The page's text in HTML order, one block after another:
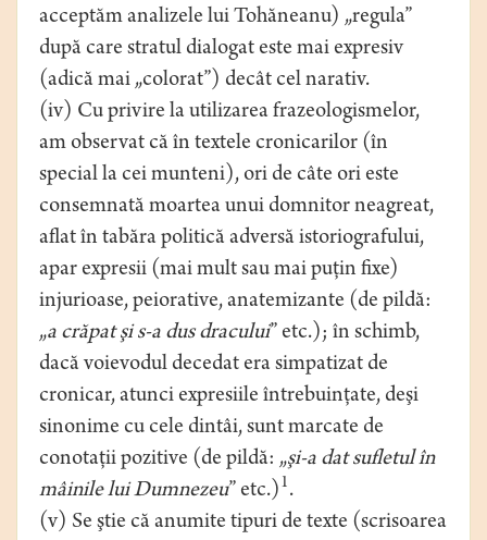
acceptăm analizele lui Tohăneanu) „regula”
după care stratul dialogat este mai expresiv
(adică mai „colorat”) decât cel narativ.
(iv) Cu privire la utilizarea frazeologismelor,
am observat că în textele cronicarilor (în
special la cei munteni), ori de câte ori este
consemnată moartea unui domnitor neagreat,
aflat în tabăra politică adversă istoriografului,
apar expresii (mai mult sau mai puţin fixe)
injurioase, peiorative, anatemizante (de pildă:
„a crăpat şi s-a dus dracului” etc.); în schimb,
dacă voievodul decedat era simpatizat de
cronicar, atunci expresiile întrebuinţate, deşi
sinonime cu cele dintâi, sunt marcate de
conotaţii pozitive (de pildă: „şi-a dat sufletul în
mâinile lui Dumnezeu” etc.)1.
(v) Se ştie că anumite tipuri de texte (scrisoarea